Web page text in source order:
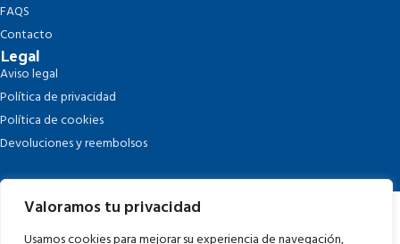
Valoramos tu privacidad
FAQS
Contacto
Legal
Aviso legal
Política de privacidad
Política de cookies
Devoluciones y reembolsos